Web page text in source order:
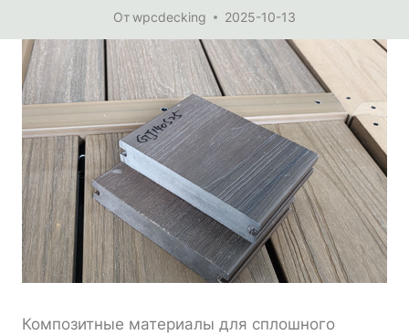
Отwpcdecking 2025-10-13
Композитные материалы для сплошного